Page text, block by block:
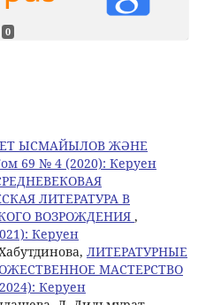
0
ЫСМАЙЫЛОВ ЖӘНЕ
69 № 4 (2020): Керуен
ЛИТЕРАТУРА В
ВОЗРОЖДЕНИЯ ,
Керуен
ЛИТЕРАТУРНЫЕ
МАСТЕРСТВО
Керуен